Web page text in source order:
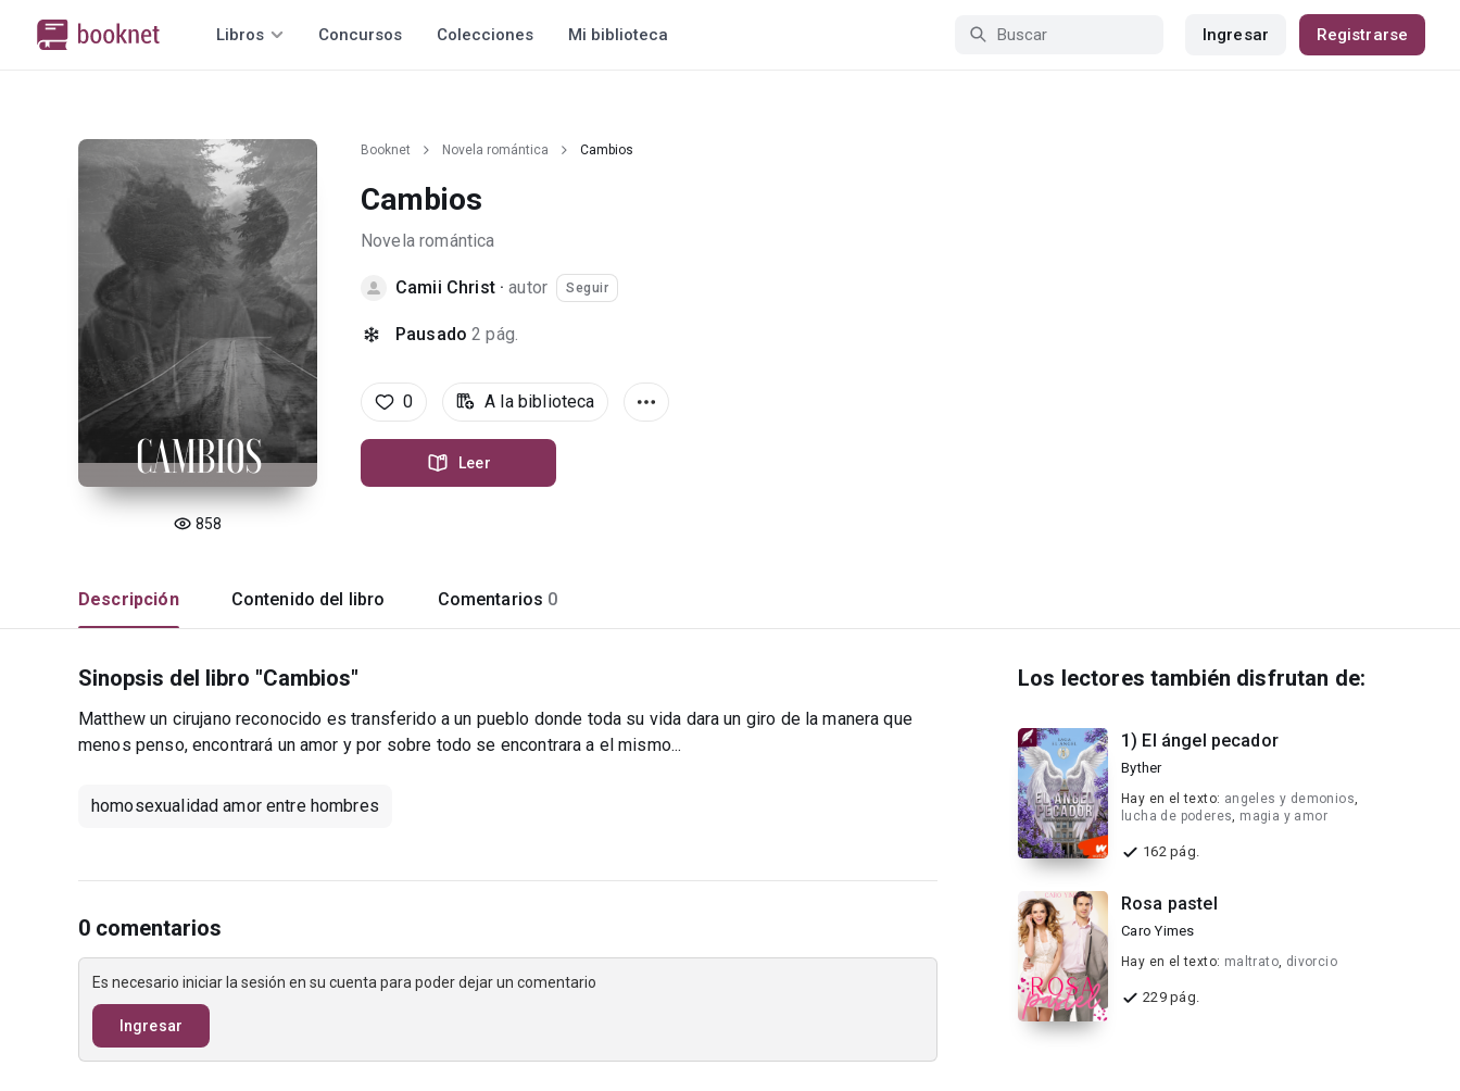
Libros Concursos Colecciones Mi biblioteca Ingresar Registrarse
858
Booknet Novela romántica Cambios
Cambios
Novela romántica
Camii Christ·autor Seguir
Pausado 2 pág.
0 A la biblioteca
Leer
Descripción Contenido del libro Comentarios 0
Sinopsis del libro "Cambios"
Matthew un cirujano reconocido es transferido a un pueblo donde toda su vida dara un giro de la manera que
menos penso, encontrará un amor y por sobre todo se encontrara a el mismo...
homosexualidad amor entre hombres
0 comentarios
Es necesario iniciar la sesión en su cuenta para poder dejar un comentario
Ingresar
Los lectores también disfrutan de:
1) El ángel pecador
Byther
Hay en el texto: angeles y demonios,
lucha de poderes, magia y amor
162 pág.
Rosa pastel
Caro Yimes
Hay en el texto: maltrato, divorcio
229 pág.